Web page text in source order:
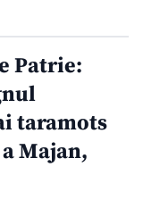
Patrie:
taramots
Majan,